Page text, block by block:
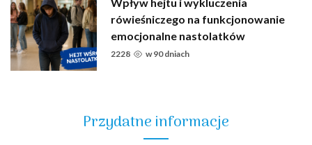
rówieśniczego na funkcjonowanie
emocjonalne nastolatków
2228 w90 dniach
Przydatne informacje